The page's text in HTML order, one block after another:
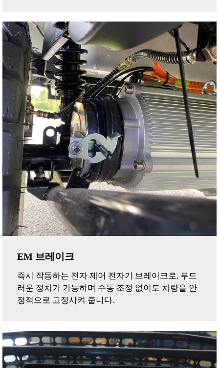
EM 브레이크
즉시 작동하는 전자 제어 전자기 브레이크로, 부드
러운 정차가 가능하며 수동 조정 없이도 차량을 안
정적으로 고정시켜 줍니다.